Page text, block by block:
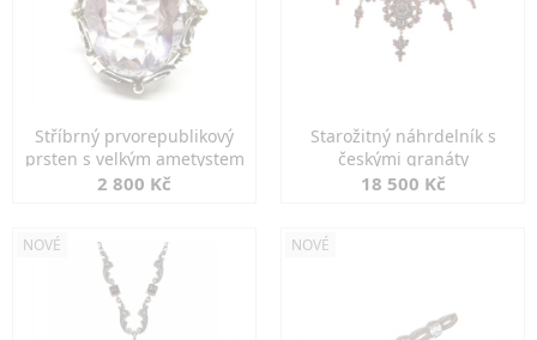
Stříbrný prvorepublikový
prsten s velkým ametystem
2 800 Kč
Starožitný náhrdelník s
českými granáty
18 500 Kč
NOVÉ NOVÉ